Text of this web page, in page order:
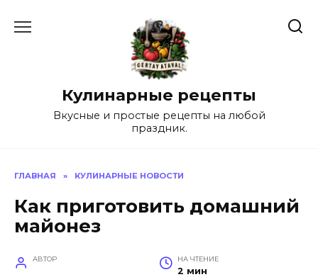
Кулинарные рецепты
Вкусные и простые рецепты на любой
праздник.
ГЛАВНАЯ » КУЛИНАРНЫЕ НОВОСТИ
Как приготовить домашний
майонез
АВТОР НА ЧТЕНИЕ
2 мин